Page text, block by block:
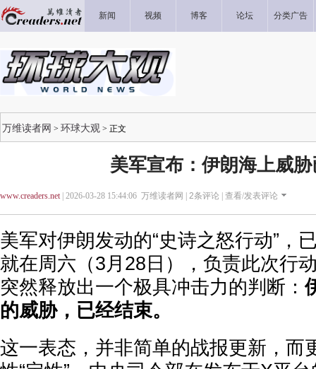
新闻 视频 博客 论坛 分类广告
万维读者网 > 环球大观 > 正文
美军宣布：伊朗海上威
www.creaders.net| 2026-03-28 15:44:06 万维读者网 | 2条评论 | 查看/发表评论
美军对伊朗发动的“史诗之怒行动”，
就在周六（3月28日），负责此次行
突然释放出一个极具冲击力的判断：
的威胁，已经结束。
这一表态，并非简单的战报更新，而